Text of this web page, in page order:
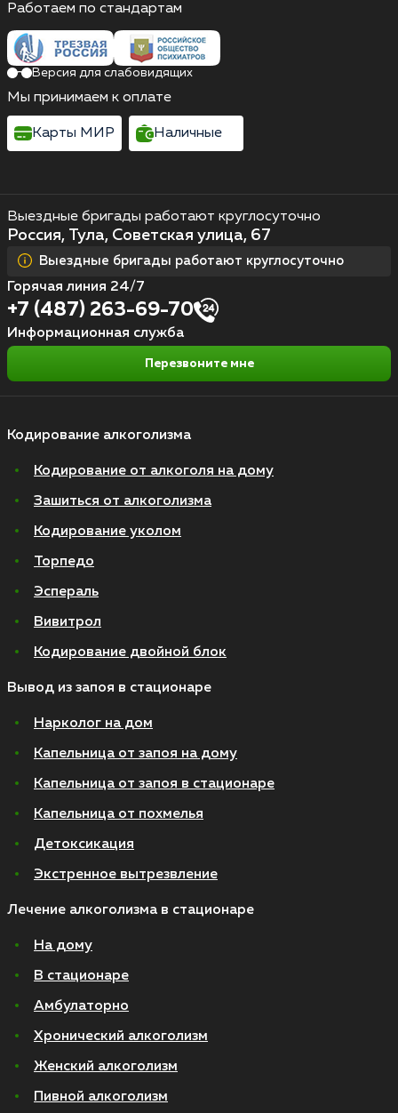
Кодирование алкоголизма
Кодирование от алкоголя на дому
Зашиться от алкоголизма
Кодирование уколом
Торпедо
Эспераль
Вивитрол
Кодирование двойной блок
Вывод из запоя в стационаре
Нарколог на дом
Капельница от запоя на дому
Капельница от запоя в стационаре
Капельница от похмелья
Детоксикация
Экстренное вытрезвление
Лечение алкоголизма в стационаре
На дому
В стационаре
Амбулаторно
Хронический алкоголизм
Женский алкоголизм
Пивной алкоголизм
Выездные бригады работают круглосуточно
Россия, Тула, Советская улица, 67
Выездные бригады работают круглосуточно
Горячая линия 24/7
+7 (487) 263-69-70
Информационная служба
Перезвоните мне
Работаем по стандартам
Версия для слабовидящих
Мы принимаем к оплате
Карты МИР Наличные